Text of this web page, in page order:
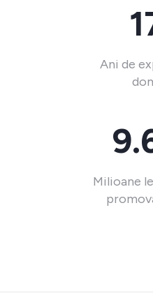
Ani de
Milioane